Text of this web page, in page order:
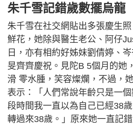
朱千雪記錯歲數擺烏龍
朱千雪在社交網貼出多張慶生
鮮花，她除與醫生老公、阿仔
日，亦有相約好姊妹劉倩婷、
旻齊齊慶祝。見陀B 5個月的她
滑 零水腫，笑容燦爛，不過，
表示：「人們常說年齡只是一
段時間我一直以為自己已經38
轉過來38歲。」原來她一直記